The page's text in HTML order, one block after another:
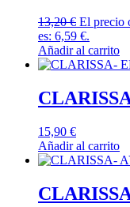
13,20€ El precio
es: 6,59 €.
Añadir al carrito
15,90 €
Añadir al carrito